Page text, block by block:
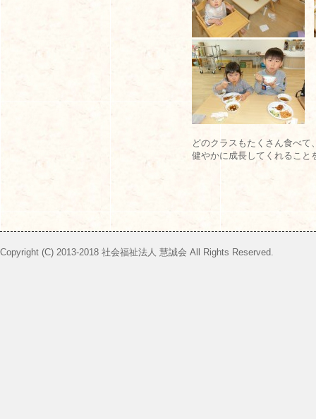
どのクラスもたくさん食べて
健やかに成長してくれること
Copyright (C) 2013-2018 社会福祉法人 慧誠会 All Rights Reserved.